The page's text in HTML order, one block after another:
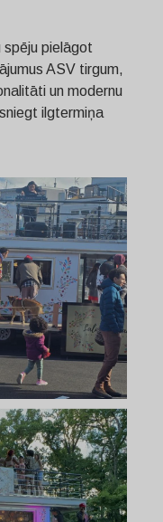
spēju pielāgot
ASV tirgum,
un modernu
ilgtermiņa